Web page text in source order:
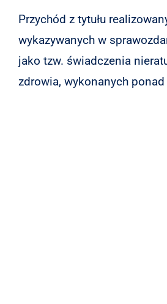
Przychód z tytułu
wykazywanych w
jako tzw. świadczenia
zdrowia, wykonanych